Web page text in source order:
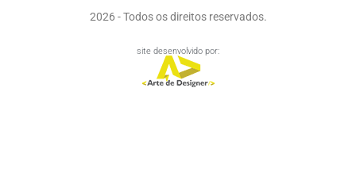
2026 - Todos os direitos reservados.
site desenvolvido por: